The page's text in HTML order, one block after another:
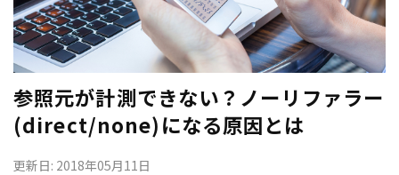
参照元が計測できない？ノーリファラー
(direct/none)になる原因とは
更新日: 2018年05月11日